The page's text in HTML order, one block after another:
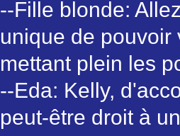
--Fille blonde:
unique de pouvoir
mettant plein les
--Eda: Kelly,
peut-être droit à